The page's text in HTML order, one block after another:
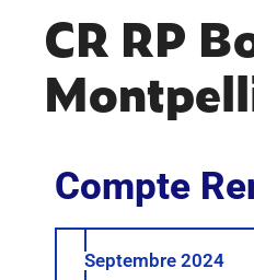
CR RP
Compte
Septembre 2024